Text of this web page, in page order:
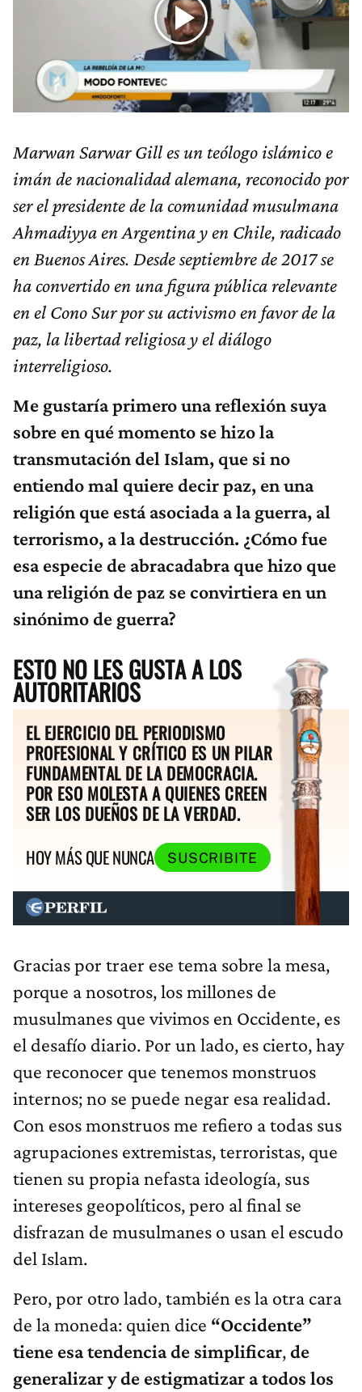
Marwan Sarwar Gill es un teólogo islámico e
imán de nacionalidad alemana, reconocido por
ser el presidente de la comunidad musulmana
Ahmadiyya en Argentina y en Chile, radicado
en Buenos Aires. Desde septiembre de 2017 se
ha convertido en una figura pública relevante
en el Cono Sur por su activismo en favor de la
paz, la libertad religiosa y el diálogo
interreligioso.
Me gustaría primero una reflexión suya
sobre en qué momento se hizo la
transmutación del Islam, que si no
entiendo mal quiere decir paz, en una
religión que está asociada a la guerra, al
terrorismo, a la destrucción. ¿Cómo fue
esa especie de abracadabra que hizo que
una religión de paz se convirtiera en un
sinónimo de guerra?
ESTO NO LES GUSTA A LOS
AUTORITARIOS
EL EJERCICIO DEL PERIODISMO
PROFESIONAL Y CRÍTICO ES UN PILAR
FUNDAMENTAL DE LA DEMOCRACIA.
POR ESO MOLESTA A QUIENES CREEN
SER LOS DUEÑOS DE LA VERDAD.
HOY MÁS QUE NUNCA
SUSCRIBITE
Gracias por traer ese tema sobre la mesa,
porque a nosotros, los millones de
musulmanes que vivimos en Occidente, es
el desafío diario. Por un lado, es cierto, hay
que reconocer que tenemos monstruos
internos; no se puede negar esa realidad.
Con esos monstruos me refiero a todas sus
agrupaciones extremistas, terroristas, que
tienen su propia nefasta ideología, sus
intereses geopolíticos, pero al final se
disfrazan de musulmanes o usan el escudo
del Islam.
Pero, por otro lado, también es la otra cara
de la moneda: quien dice “Occidente”
tiene esa tendencia de simplificar,de
generalizar y de estigmatizar a todos los